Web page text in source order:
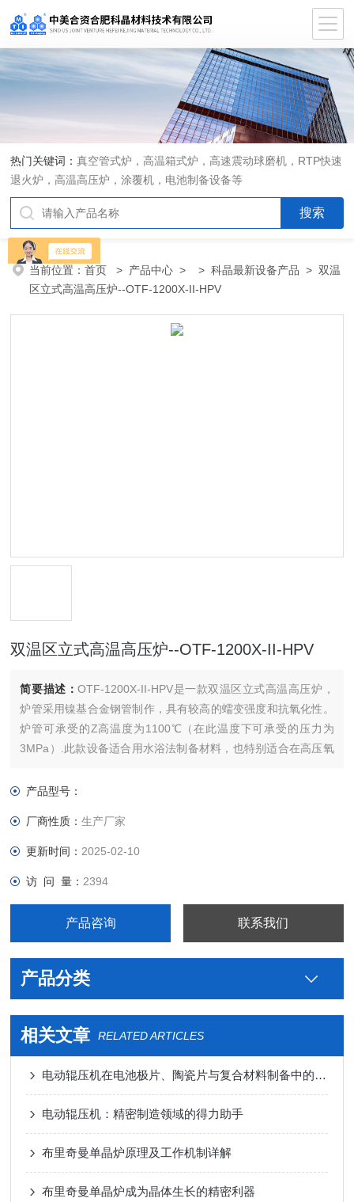
热门关键词：真空管式炉，高温箱式炉，高速震动球磨机，RTP快速
退火炉，高温高压炉，涂覆机，电池制备设备等
当前位置：首页 > 产品中心 > >科晶最新设备产品 > 双温
区立式高温高压炉--OTF-1200X-II-HPV
双温区立式高温高压炉--OTF-1200X-II-HPV
简要描述：OTF-1200X-II-HPV是一款双温区立式高温高压炉，
炉管采用镍基合金钢管制作，具有较高的蠕变强度和抗氧化性。
炉管可承受的Z高温度为1100℃（在此温度下可承受的压力为
3MPa）.此款设备适合用水浴法制备材料，也特别适合在高压氧
高于设定值时，电磁发自动打开排出气体减小管内气压。
产品型号：
厂商性质：生产厂家
更新时间： 2025-02-10
访 问 量： 2394
产品咨询 联系我们
产品分类
相关文章 RELATED ARTICLES
电动辊压机在电池极片、陶瓷片与复合材料制备中的关键作用
电动辊压机：精密制造领域的得力助手
布里奇曼单晶炉原理及工作机制详解
布里奇曼单晶炉成为晶体生长的精密利器